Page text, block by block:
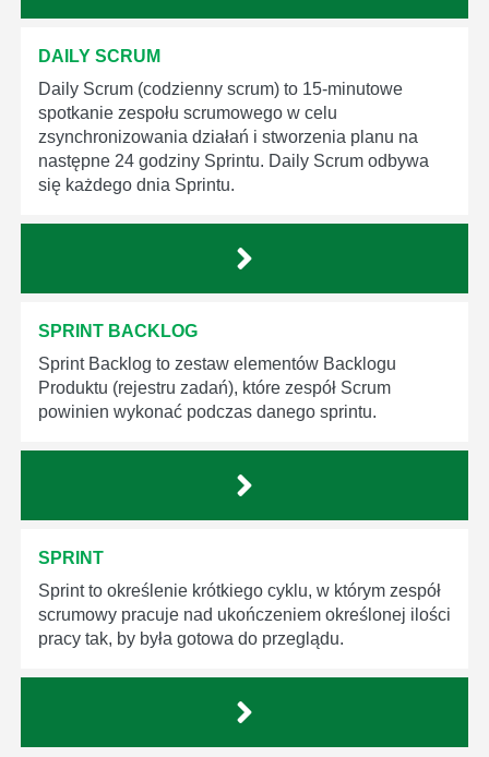
DAILY SCRUM
Daily Scrum (codzienny scrum) to 15-minutowe
spotkanie zespołu scrumowego w celu
zsynchronizowania działań i stworzenia planu na
następne 24 godziny Sprintu. Daily Scrum odbywa
się każdego dnia Sprintu.
SPRINT BACKLOG
Sprint Backlog to zestaw elementów Backlogu
Produktu (rejestru zadań), które zespół Scrum
powinien wykonać podczas danego sprintu.
SPRINT
Sprint to określenie krótkiego cyklu, w którym zespół
scrumowy pracuje nad ukończeniem określonej ilości
pracy tak, by była gotowa do przeglądu.